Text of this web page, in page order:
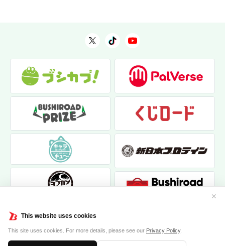
This website uses cookies
This site uses cookies. For more details, please see our Privacy Policy.
✕